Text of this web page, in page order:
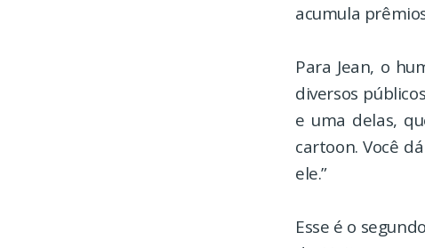
acumula
Para Jean, o
diversos
e uma delas,
cartoon. Você
ele.”
Esse é o